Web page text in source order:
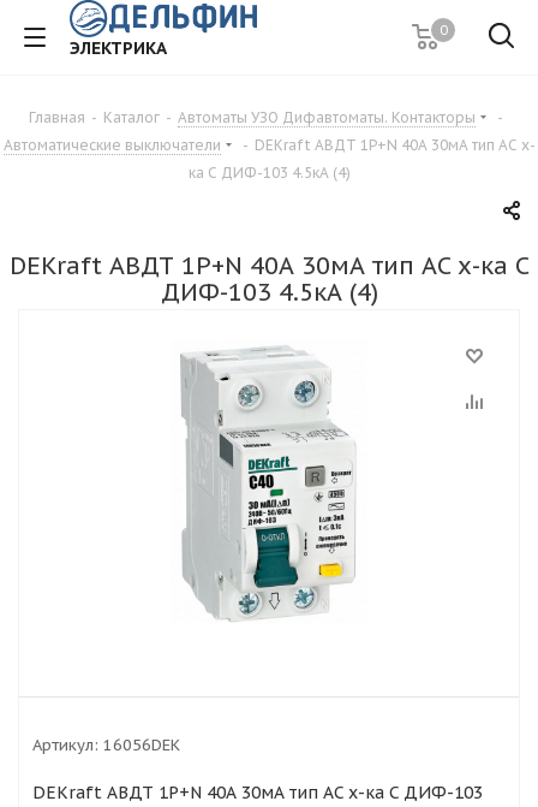
ЭЛЕКТРИКА
0
Главная - Каталог - Автоматы УЗО Дифавтоматы. Контакторы
-
Автоматические выключатели
- DEKraft АВДТ 1Р+N 40А 30мА тип AC х-
ка C ДИФ-103 4.5кА (4)
DEKraft АВДТ 1Р+N 40А 30мА тип AC х-ка C
ДИФ-103 4.5кА (4)
Артикул: 16056DEK
DEKraft АВДТ 1Р+N 40А 30мА тип AC х-ка C ДИФ-103